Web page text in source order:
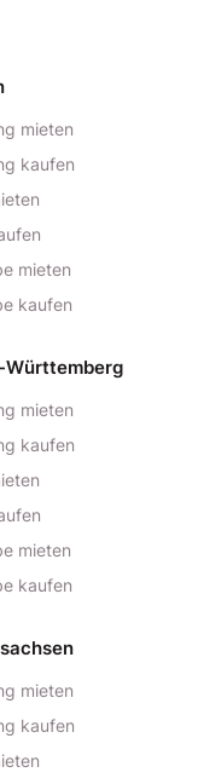
mieten
kaufen
mieten
kaufen
Württemberg
mieten
kaufen
mieten
kaufen
mieten
kaufen